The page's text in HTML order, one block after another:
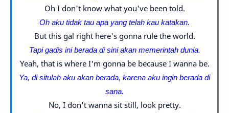
Oh I don't know what you've been told.
Oh aku tidak tau apa yang telah kau katakan.
But this gal right here's gonna rule the world.
Tapi gadis ini berada di sini akan memerintah dunia.
Yeah, that is where I'm gonna be because I wanna be.
Ya, di situlah aku akan berada, karena aku ingin berada di
sana.
No, I don't wanna sit still, look pretty.